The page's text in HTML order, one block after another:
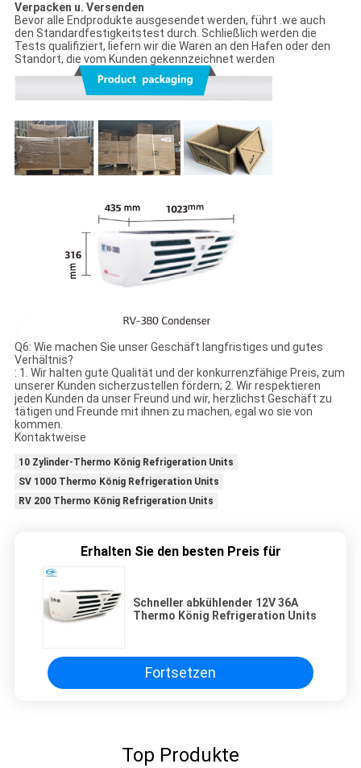
Verpacken u. Versenden
Bevor alle Endprodukte ausgesendet werden, führt .we auch
den Standardfestigkeitstest durch. Schließlich werden die
Tests qualifiziert, liefern wir die Waren an den Hafen oder den
Standort, die vom Kunden gekennzeichnet werden
Q6: Wie machen Sie unser Geschäft langfristiges und gutes
Verhältnis?
: 1. Wir halten gute Qualität und der konkurrenzfähige Preis, zum
unserer Kunden sicherzustellen fördern; 2. Wir respektieren
jeden Kunden da unser Freund und wir, herzlichst Geschäft zu
tätigen und Freunde mit ihnen zu machen, egal wo sie von
kommen.
Kontaktweise
10 Zylinder-Thermo König Refrigeration Units
SV 1000 Thermo König Refrigeration Units
RV 200 Thermo König Refrigeration Units
Erhalten Sie den besten Preis für
Schneller abkühlender 12V 36A
Thermo König Refrigeration Units
Fortsetzen
Top Produkte